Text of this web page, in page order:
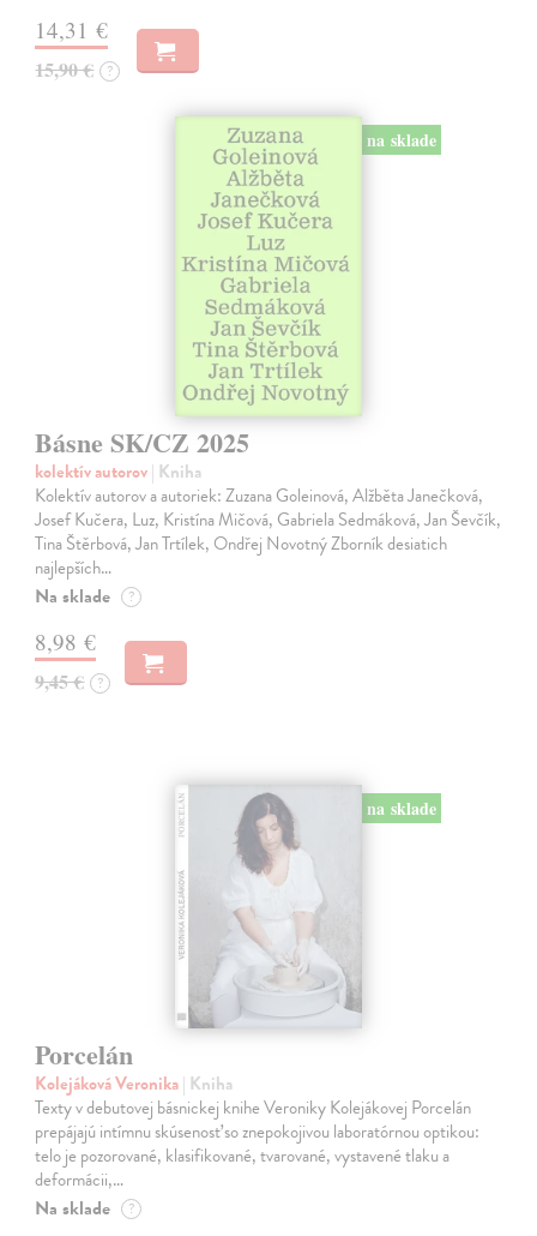
14,31 €
15,90 € ?
na sklade
Básne SK/CZ 2025
kolektív autorov| Kniha
Kolektív autorov a autoriek: Zuzana Goleinová, Alžběta Janečková,
Josef Kučera, Luz, Kristína Mičová, Gabriela Sedmáková, Jan Ševčík,
Tina Štěrbová, Jan Trtílek, Ondřej Novotný Zborník desiatich
najlepších…
Na sklade ?
8,98 €
9,45 € ?
na sklade
Porcelán
Kolejáková Veronika| Kniha
Texty v debutovej básnickej knihe Veroniky Kolejákovej Porcelán
prepájajú intímnu skúsenosť so znepokojivou laboratórnou optikou:
telo je pozorované, klasifikované, tvarované, vystavené tlaku a
deformácii,…
Na sklade ?